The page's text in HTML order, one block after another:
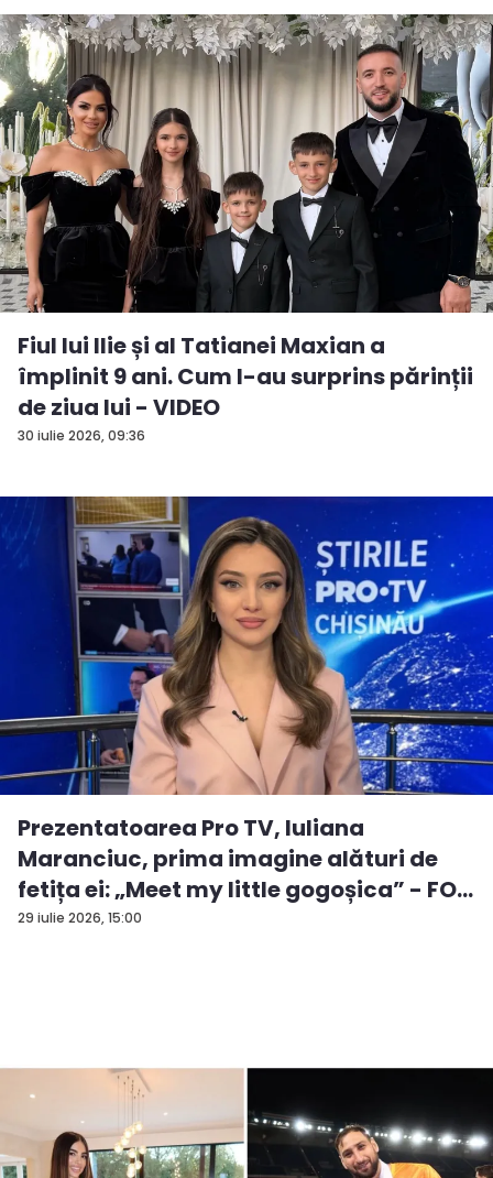
30 iulie 2026, 09:36
Fiul lui Ilie și al Tatianei Maxian a
împlinit 9 ani. Cum l-au surprins părinții
de ziua lui - VIDEO
29 iulie 2026, 15:00
Prezentatoarea Pro TV, Iuliana
Maranciuc, prima imagine alături de
fetița ei: „Meet my little gogoșica” - FO...